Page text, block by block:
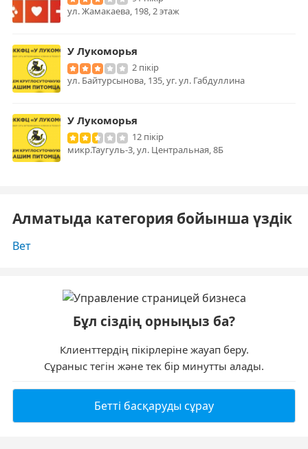
ул. Жамакаева, 198, 2 этаж
У Лукоморья
2 пікір
ул. Байтурсынова, 135, уг. ул. Габдуллина
У Лукоморья
12 пікір
микр.Таугуль-3, ул. Центральная, 8Б
Алматыда категория бойынша үздік
Вет
Бұл сіздің орныңыз ба?
Клиенттердің пікірлеріне жауап беру.
Сұраныс тегін және тек бір минутты алады.
Бетті басқаруды сұрау